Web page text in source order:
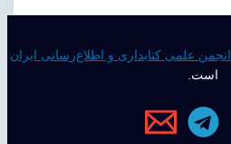
انجمن علمی کتابداری و اطلاع‌رسانی ایران
است.